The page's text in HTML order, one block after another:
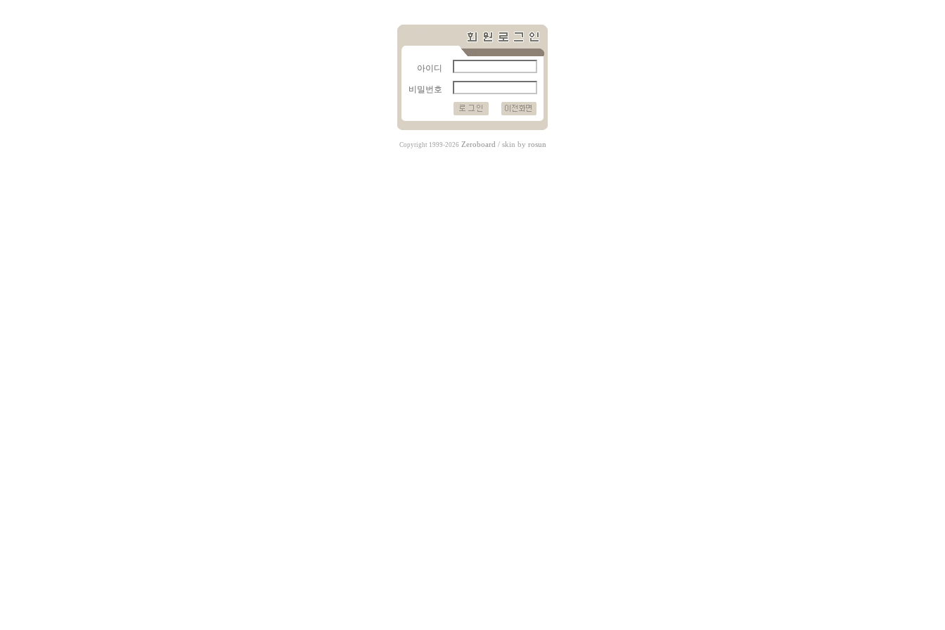
아이디
비밀번호
Copyright 1999-2026 Zeroboard / skin by rosun